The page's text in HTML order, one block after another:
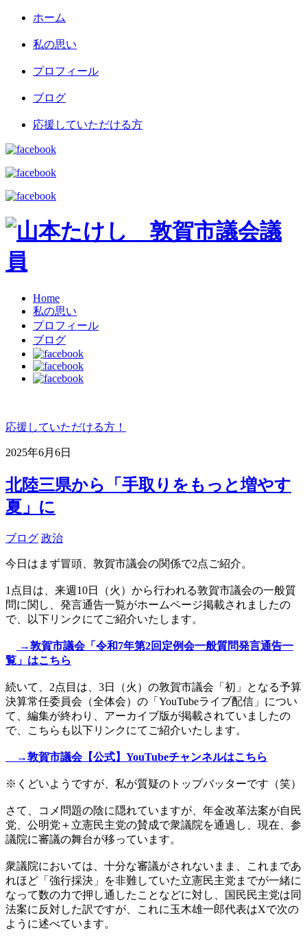
ホーム
私の思い
プロフィール
ブログ
応援していただける方
Home
私の思い
プロフィール
ブログ
応援していただける方！
2025年6月6日
北陸三県から「手取りをもっと増やす
夏」に
ブログ 政治
今日はまず冒頭、敦賀市議会の関係で2点ご紹介。
1点目は、来週10日（火）から行われる敦賀市議会の一般質
問に関し、発言通告一覧がホームページ掲載されましたの
で、以下リンクにてご紹介いたします。
→敦賀市議会「令和7年第2回定例会一般質問発言通告一
覧」はこちら
続いて、2点目は、3日（火）の敦賀市議会「初」となる予算
決算常任委員会（全体会）の「YouTubeライブ配信」につい
て、編集が終わり、アーカイブ版が掲載されていましたの
で、こちらも以下リンクにてご紹介いたします。
→敦賀市議会【公式】YouTubeチャンネルはこちら
※くどいようですが、私が質疑のトップバッターです（笑）
さて、コメ問題の陰に隠れていますが、年金改革法案が自民
党、公明党＋立憲民主党の賛成で衆議院を通過し、現在、参
議院に審議の舞台が移っています。
衆議院においては、十分な審議がされないまま、これまであ
れほど「強行採決」を非難していた立憲民主党までが一緒に
なって数の力で押し通したことなどに対し、国民民主党は同
法案に反対した訳ですが、これに玉木雄一郎代表はXで次の
ように述べています。